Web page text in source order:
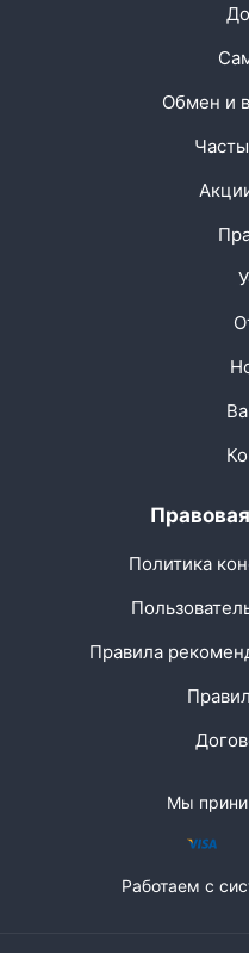
Обмен и
Политика
Правила
Мы
Работаем с